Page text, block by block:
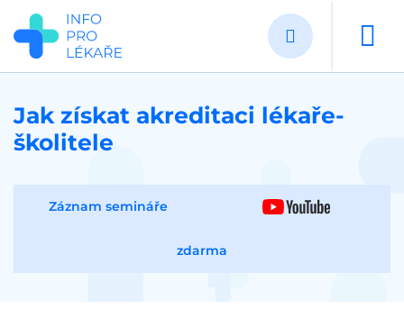
Přejít
hlavnímu
obsahu
Jak získat akreditaci lékaře-
školitele
Záznam semináře
zdarma